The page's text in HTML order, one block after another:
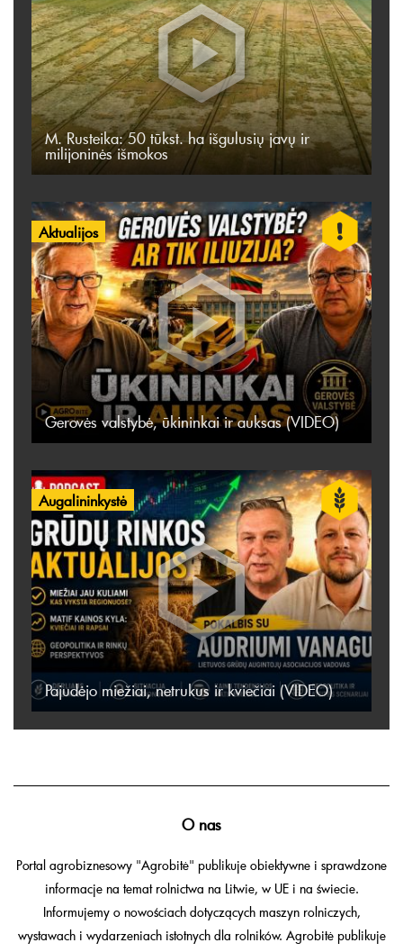
M. Rusteika: 50 tūkst. ha išgulusių javų ir
milijoninės išmokos
Aktualijos
Gerovės valstybė, ūkininkai ir auksas (VIDEO)
Augalininkystė
Pajudėjo miežiai, netrukus ir kviečiai (VIDEO)
O nas
Portal agrobiznesowy "Agrobitė" publikuje obiektywne i sprawdzone
informacje na temat rolnictwa na Litwie, w UE i na świecie.
Informujemy o nowościach dotyczących maszyn rolniczych,
wystawach i wydarzeniach istotnych dla rolników. Agrobitė publikuje